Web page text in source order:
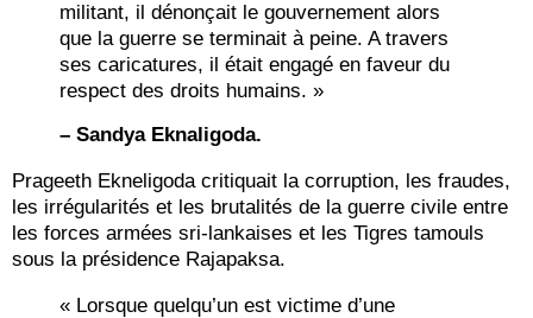
militant, il dénonçait le gouvernement alors
que la guerre se terminait à peine. A travers
ses caricatures, il était engagé en faveur du
respect des droits humains. »
– Sandya Eknaligoda.
Prageeth Ekneligoda critiquait la corruption, les fraudes,
les irrégularités et les brutalités de la guerre civile entre
les forces armées sri-lankaises et les Tigres tamouls
sous la présidence Rajapaksa.
« Lorsque quelqu’un est victime d’une